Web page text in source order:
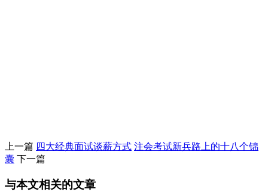
上一篇 四大经典面试谈薪方式 注会考试新兵路上的十八个锦
囊 下一篇
与本文相关的文章